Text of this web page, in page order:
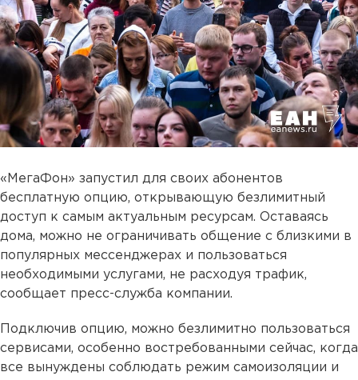
«МегаФон» запустил для своих абонентов
бесплатную опцию, открывающую безлимитный
доступ к самым актуальным ресурсам. Оставаясь
дома, можно не ограничивать общение с близкими в
популярных мессенджерах и пользоваться
необходимыми услугами, не расходуя трафик,
сообщает пресс-служба компании.
Подключив опцию, можно безлимитно пользоваться
сервисами, особенно востребованными сейчас, когда
все вынуждены соблюдать режим самоизоляции и